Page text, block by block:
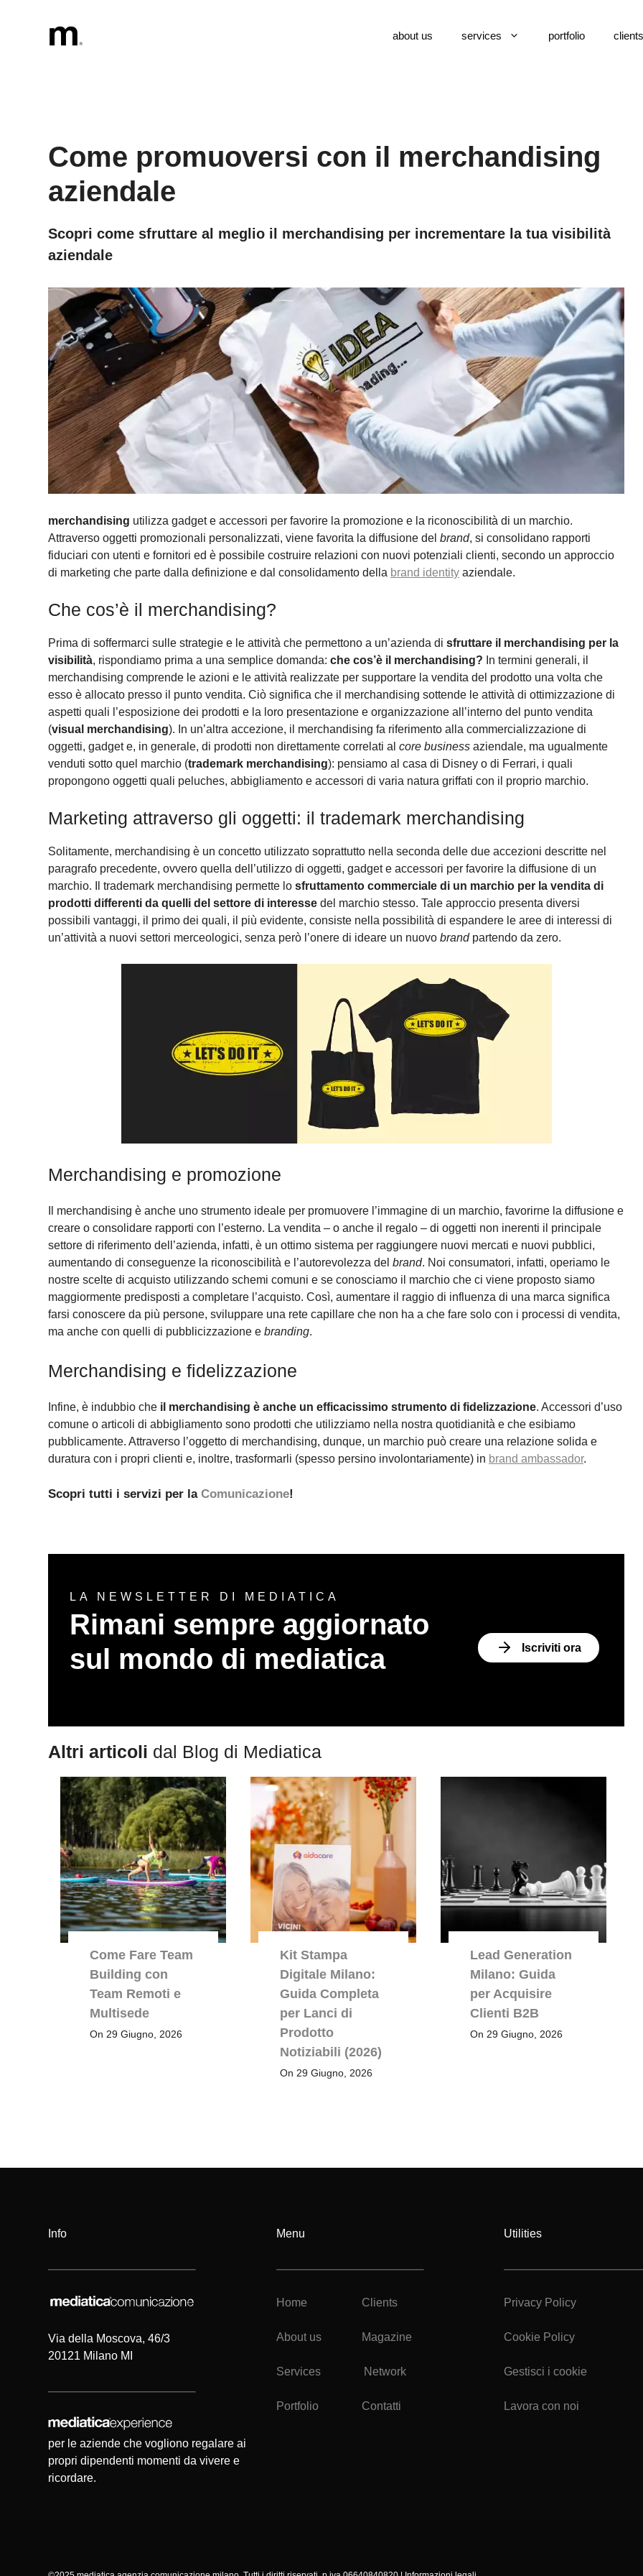
contenuto
about us services portfolio clients
Come promuoversi con il merchandising
aziendale
Scopri come sfruttare al meglio il merchandising per incrementare la tua visibilità
aziendale
merchandising utilizza gadget e accessori per favorire la promozione e la riconoscibilità di un marchio.
Attraverso oggetti promozionali personalizzati, viene favorita la diffusione del brand, si consolidano rapporti
fiduciari con utenti e fornitori ed è possibile costruire relazioni con nuovi potenziali clienti, secondo un approccio
di marketing che parte dalla definizione e dal consolidamento della brand identity aziendale.
Che cos’è il merchandising?
Prima di soffermarci sulle strategie e le attività che permettono a un’azienda di sfruttare il merchandising per la
visibilità, rispondiamo prima a una semplice domanda: che cos’è il merchandising? In termini generali, il
merchandising comprende le azioni e le attività realizzate per supportare la vendita del prodotto una volta che
esso è allocato presso il punto vendita. Ciò significa che il merchandising sottende le attività di ottimizzazione di
aspetti quali l’esposizione dei prodotti e la loro presentazione e organizzazione all’interno del punto vendita
(visual merchandising). In un’altra accezione, il merchandising fa riferimento alla commercializzazione di
oggetti, gadget e, in generale, di prodotti non direttamente correlati al core business aziendale, ma ugualmente
venduti sotto quel marchio (trademark merchandising): pensiamo al casa di Disney o di Ferrari, i quali
propongono oggetti quali peluches, abbigliamento e accessori di varia natura griffati con il proprio marchio.
Marketing attraverso gli oggetti: il trademark merchandising
Solitamente, merchandising è un concetto utilizzato soprattutto nella seconda delle due accezioni descritte nel
paragrafo precedente, ovvero quella dell’utilizzo di oggetti, gadget e accessori per favorire la diffusione di un
marchio. Il trademark merchandising permette lo sfruttamento commerciale di un marchio per la vendita di
prodotti differenti da quelli del settore di interesse del marchio stesso. Tale approccio presenta diversi
possibili vantaggi, il primo dei quali, il più evidente, consiste nella possibilità di espandere le aree di interessi di
un’attività a nuovi settori merceologici, senza però l’onere di ideare un nuovo brandpartendo da zero.
Merchandising e promozione
Il merchandising è anche uno strumento ideale per promuovere l’immagine di un marchio, favorirne la diffusione e
creare o consolidare rapporti con l’esterno. La vendita – o anche il regalo – di oggetti non inerenti il principale
settore di riferimento dell’azienda, infatti, è un ottimo sistema per raggiungere nuovi mercati e nuovi pubblici,
aumentando di conseguenze la riconoscibilità e l’autorevolezza del brand. Noi consumatori, infatti, operiamo le
nostre scelte di acquisto utilizzando schemi comuni e se conosciamo il marchio che ci viene proposto siamo
maggiormente predisposti a completare l’acquisto. Così, aumentare il raggio di influenza di una marca significa
farsi conoscere da più persone, sviluppare una rete capillare che non ha a che fare solo con i processi di vendita,
ma anche con quelli di pubblicizzazione e branding.
Merchandising e fidelizzazione
Infine, è indubbio che il merchandising è anche un efficacissimo strumento di fidelizzazione. Accessori d’uso
comune o articoli di abbigliamento sono prodotti che utilizziamo nella nostra quotidianità e che esibiamo
pubblicamente. Attraverso l’oggetto di merchandising, dunque, un marchio può creare una relazione solida e
duratura con i propri clienti e, inoltre, trasformarli (spesso persino involontariamente) in brand ambassador.
Scopri tutti i servizi per la Comunicazione!
LA NEWSLETTER DI MEDIATICA
Rimani sempre aggiornato
sul mondo di mediatica
Iscriviti ora
Altri articoli dal Blog di Mediatica
Come Fare Team
Building con
Team Remoti e
Multisede
On 29 Giugno, 2026
Kit Stampa
Digitale Milano:
Guida Completa
per Lanci di
Prodotto
Notiziabili (2026)
On 29 Giugno, 2026
Lead Generation
Milano: Guida
per Acquisire
Clienti B2B
On 29 Giugno, 2026
Info
Via della Moscova, 46/3
20121 Milano MI
per le aziende che vogliono regalare ai
propri dipendenti momenti da vivere e
ricordare.
Menu
Home Clients
About us Magazine
Services Network
Portfolio Contatti
Utilities
Privacy Policy
Cookie Policy
Gestisci i cookie
Lavora con noi